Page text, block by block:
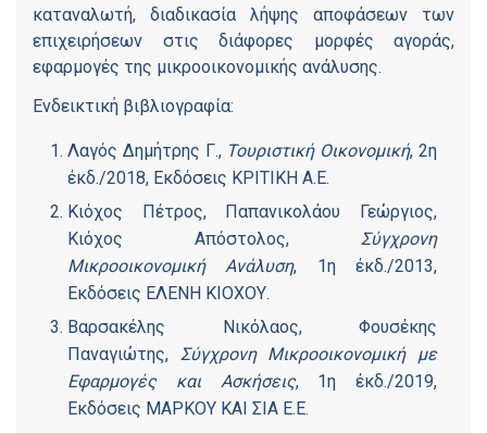
καταναλωτή, διαδικασία λήψης αποφάσεων των
επιχειρήσεων στις διάφορες μορφές αγοράς,
εφαρμογές της μικροοικονομικής ανάλυσης.
Ενδεικτική βιβλιογραφία:
Λαγός Δημήτρης Γ., Τουριστική Οικονομική, 2η
έκδ./2018, Εκδόσεις ΚΡΙΤΙΚΗ Α.Ε.
Κιόχος Πέτρος, Παπανικολάου Γεώργιος,
Κιόχος Απόστολος, Σύγχρονη
Μικροοικονομική Ανάλυση, 1η έκδ./2013,
Εκδόσεις ΕΛΕΝΗ ΚΙΟΧΟΥ.
Βαρσακέλης Νικόλαος, Φουσέκης
Παναγιώτης, Σύγχρονη Μικροοικονομική με
Εφαρμογές και Ασκήσεις, 1η έκδ./2019,
Εκδόσεις ΜΑΡΚΟΥ ΚΑΙ ΣΙΑ Ε.Ε.